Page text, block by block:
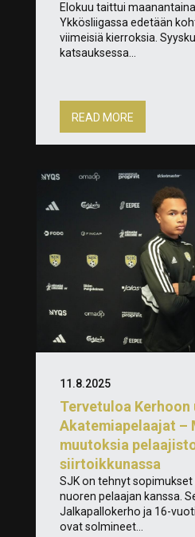
Elokuu taittui
Ykkösliigassa edetään
viimeisiä kierroksia.
katsauksessa...
READ MORE
Tervetuloa Kerhoon
Akatemiapelaajat –
muutoksia
siirtoikkunassa
11.8.2025
SJK on tehnyt
nuoren pelaajan kanssa.
Jalkapallokerho ja 16-
ovat solmineet...